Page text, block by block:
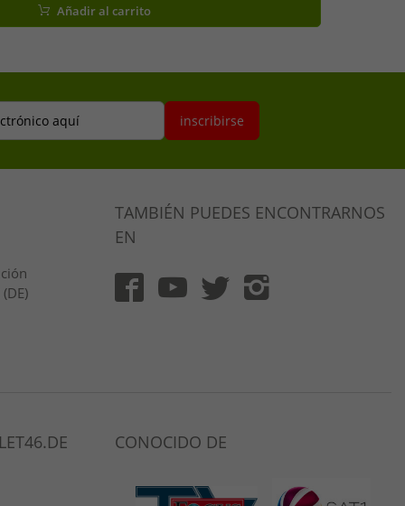
Añadir al carrito
aquí inscribirse
TAMBIÉN PUEDES ENCONTRARNOS
EN
CONOCIDO DE